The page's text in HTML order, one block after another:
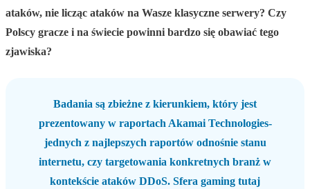
ataków, nie licząc ataków na Wasze klasyczne serwery? Czy
Polscy gracze i na świecie powinni bardzo się obawiać tego
zjawiska?
Badania są zbieżne z kierunkiem, który jest
prezentowany w raportach Akamai Technologies-
jednych z najlepszych raportów odnośnie stanu
internetu, czy targetowania konkretnych branż w
kontekście ataków DDoS. Sfera gaming tutaj